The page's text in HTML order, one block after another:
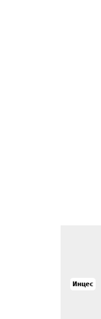
Инцес